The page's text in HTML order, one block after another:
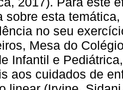
sobre esta
no seu
Mesa do
Infantil e
aos cuidados de